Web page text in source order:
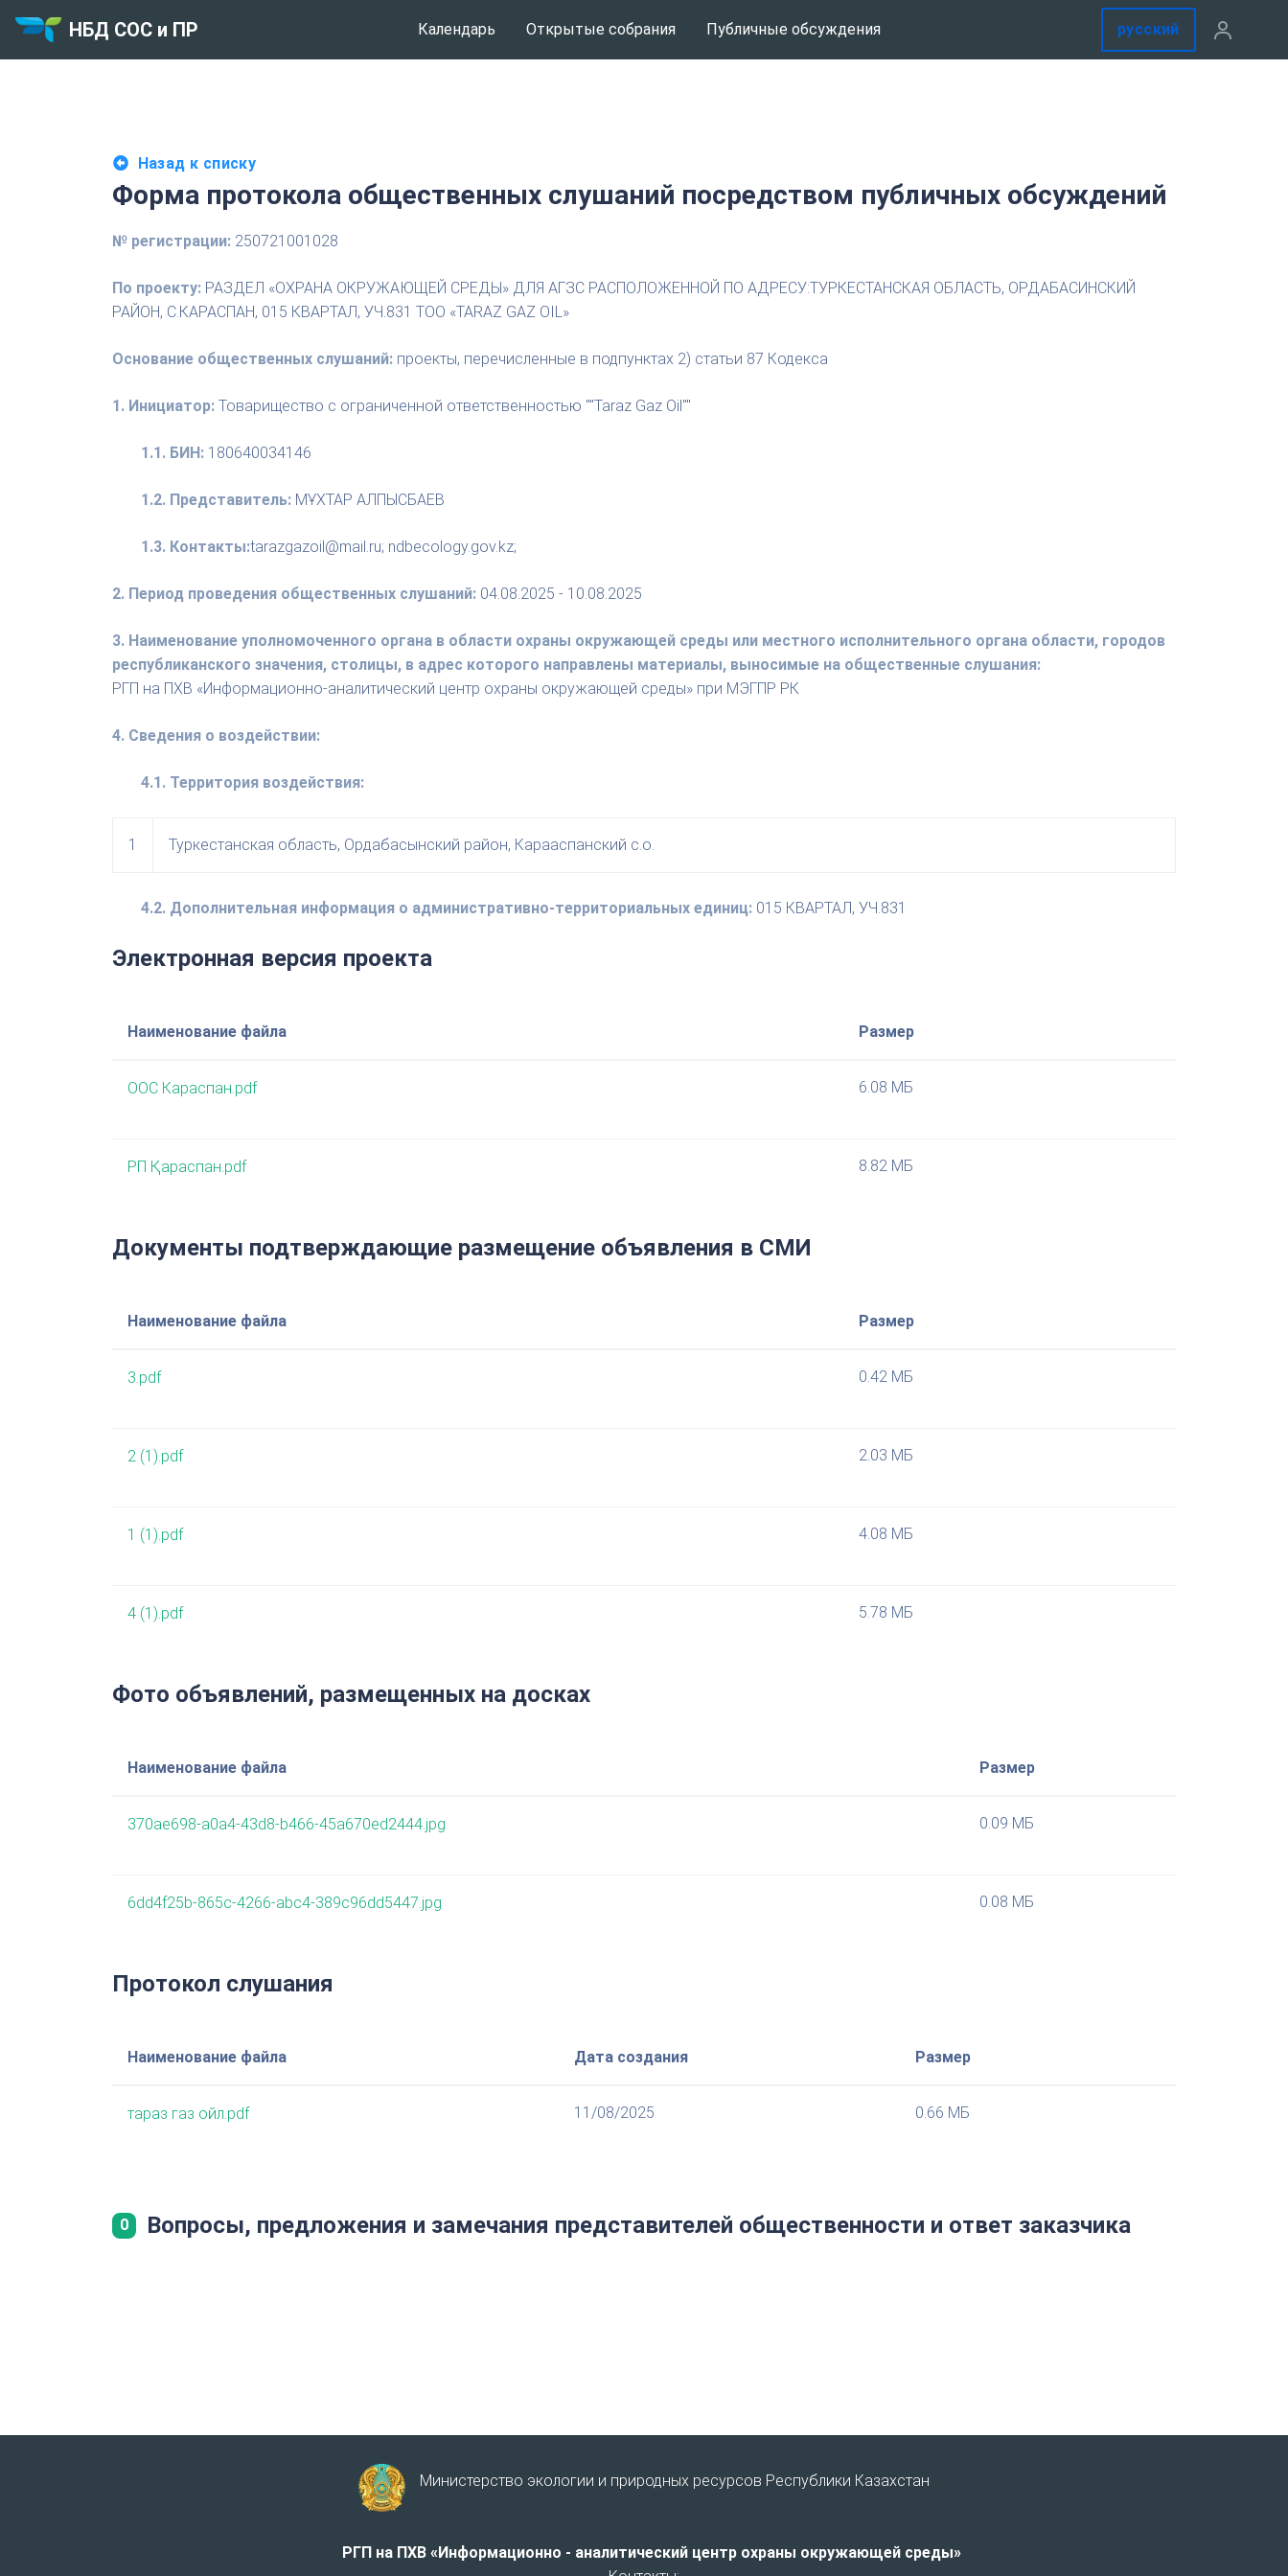
НБД СОС и ПР Календарь Открытые собрания Публичные обсуждения русский
Назад к списку
Форма протокола общественных слушаний посредством публичных обсуждений
№ регистрации: 250721001028
По проекту: РАЗДЕЛ «ОХРАНА ОКРУЖАЮЩЕЙ СРЕДЫ» ДЛЯ АГЗС РАСПОЛОЖЕННОЙ ПО АДРЕСУ:ТУРКЕСТАНСКАЯ ОБЛАСТЬ, ОРДАБАСИНСКИЙ
РАЙОН, С.КАРАСПАН, 015 КВАРТАЛ, УЧ.831 ТОО «TARAZ GAZ OIL»
Основание общественных слушаний: проекты, перечисленные в подпунктах 2) статьи 87 Кодекса
1. Инициатор: Товарищество с ограниченной ответственностью ""Taraz Gaz Oil""
1.1. БИН: 180640034146
1.2. Представитель: МҰХТАР АЛПЫСБАЕВ
1.3. Контакты:tarazgazoil@mail.ru; ndbecology.gov.kz;
2. Период проведения общественных слушаний: 04.08.2025 - 10.08.2025
3. Наименование уполномоченного органа в области охраны окружающей среды или местного исполнительного органа области, городов
республиканского значения, столицы, в адрес которого направлены материалы, выносимые на общественные слушания:
РГП на ПХВ «Информационно-аналитический центр охраны окружающей среды» при МЭГПР РК
4. Сведения о воздействии:
4.1. Территория воздействия:
1 Туркестанская область, Ордабасынский район, Карааспанский с.о.
4.2. Дополнительная информация о административно-территориальных единиц: 015 КВАРТАЛ, УЧ.831
Электронная версия проекта
Наименование файла Размер
ООС Караспан.pdf 6.08 МБ
РП Қараспан.pdf 8.82 МБ
Документы подтверждающие размещение объявления в СМИ
Наименование файла Размер
3.pdf 0.42 МБ
2 (1).pdf 2.03 МБ
1 (1).pdf 4.08 МБ
4 (1).pdf 5.78 МБ
Фото объявлений, размещенных на досках
Наименование файла Размер
370ae698-a0a4-43d8-b466-45a670ed2444.jpg 0.09 МБ
6dd4f25b-865c-4266-abc4-389c96dd5447.jpg 0.08 МБ
Протокол слушания
Наименование файла Дата создания Размер
тараз газ ойл.pdf 11/08/2025 0.66 МБ
0 Вопросы, предложения и замечания представителей общественности и ответ заказчика
Министерство экологии и природных ресурсов Республики Казахстан
РГП на ПХВ «Информационно - аналитический центр охраны окружающей среды»